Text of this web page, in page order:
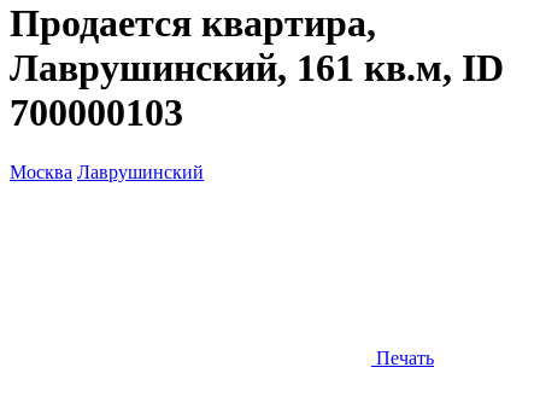
Продается квартира,
Лаврушинский, 161 кв.м, ID
700000103
Москва Лаврушинский
Печать